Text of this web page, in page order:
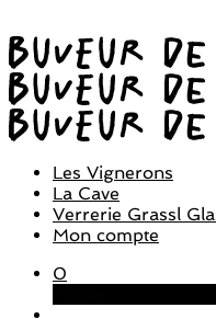
Les Vignerons
La Cave
Verrerie Grassl
Mon compte
0